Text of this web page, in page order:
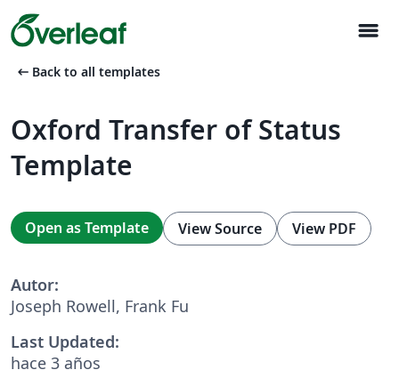
menu
arrow_left_alt Back to all templates
Oxford Transfer of Status
Template
Open as Template View Source View PDF
Autor:
Joseph Rowell, Frank Fu
Last Updated:
hace 3 años